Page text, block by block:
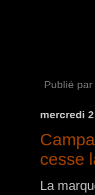
Publié par
mercredi
cesse
La